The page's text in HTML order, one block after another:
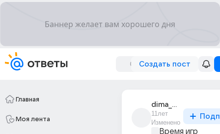
Создать пост
Главная
Моя лента
dima_petrov_3105
11лет
Изменено
Время игр